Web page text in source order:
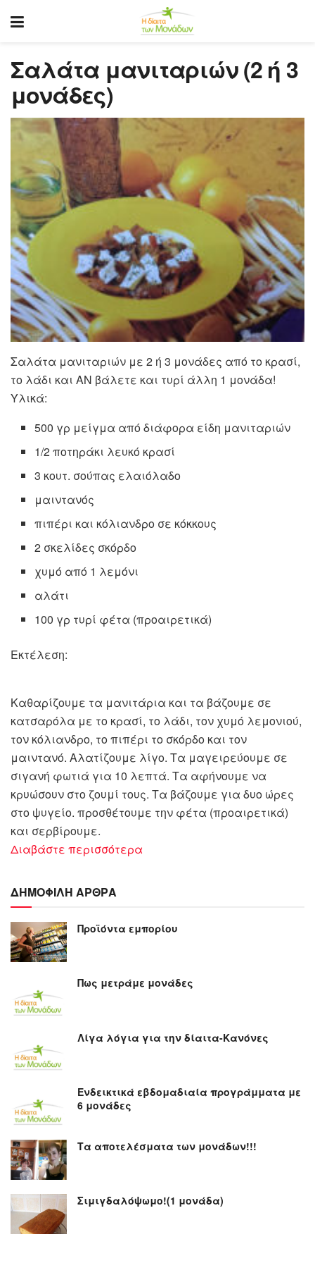
Σαλάτα μανιταριών (2 ή 3
μονάδες)
Σαλάτα μανιταριών με 2 ή 3 μονάδες από το κρασί,
το λάδι και ΑΝ βάλετε και τυρί άλλη 1 μονάδα!
Υλικά:
500 γρ μείγμα από διάφορα είδη μανιταριών
1/2 ποτηράκι λευκό κρασί
3 κουτ. σούπας ελαιόλαδο
μαιντανός
πιπέρι και κόλιανδρο σε κόκκους
2 σκελίδες σκόρδο
χυμό από 1 λεμόνι
αλάτι
100 γρ τυρί φέτα (προαιρετικά)
Εκτέλεση:
Καθαρίζουμε τα μανιτάρια και τα βάζουμε σε
κατσαρόλα με το κρασί, το λάδι, τον χυμό λεμονιού,
τον κόλιανδρο, το πιπέρι το σκόρδο και τον
μαιντανό. Αλατίζουμε λίγο. Τα μαγειρεύουμε σε
σιγανή φωτιά για 10 λεπτά. Τα αφήνουμε να
κρυώσουν στο ζουμί τους. Τα βάζουμε για δυο ώρες
στο ψυγείο. προσθέτουμε την φέτα (προαιρετικά)
και σερβίρουμε.
Διαβάστε περισσότερα
ΔΗΜΟΦΙΛΗ ΑΡΘΡΑ
Προϊόντα εμπορίου
Πως μετράμε μονάδες
Λίγα λόγια για την δίαιτα-Κανόνες
Ενδεικτικά εβδομαδιαία προγράμματα με
6 μονάδες
Τα αποτελέσματα των μονάδων!!!
Σιμιγδαλόψωμο!(1 μονάδα)